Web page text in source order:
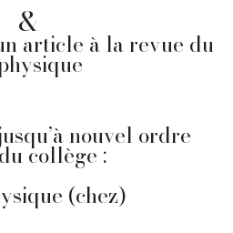
&
article à la revue du
nouvel ordre
collège :
(chez)